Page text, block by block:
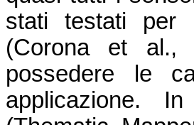
stati testati per
(Corona et al.,
possedere le
applicazione.